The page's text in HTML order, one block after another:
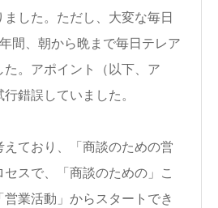
した。ただし、大変な毎日
間、朝から晩まで毎日テレア
た。アポイント（以下、ア
錯誤していました。
ており、「商談のための営
スで、「商談のための」こ
営業活動」からスタートでき